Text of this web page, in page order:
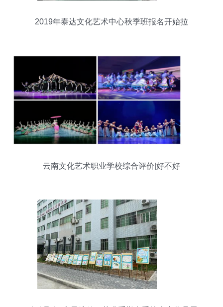
2019年泰达文化艺术中心秋季班报名开始拉
云南文化艺术职业学校综合评价|好不好